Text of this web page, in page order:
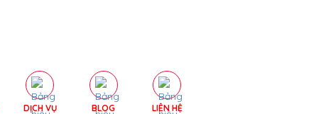
DỊCH VỤ BLOG LIÊN HỆ